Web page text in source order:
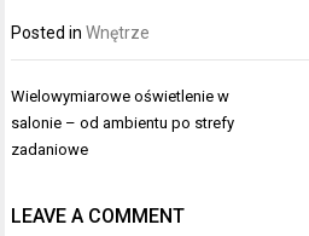
Posted inWnętrze
Nawigacja
wpisu
Wielowymiarowe oświetlenie w
salonie – od ambientu po strefy
zadaniowe
LEAVE A COMMENT